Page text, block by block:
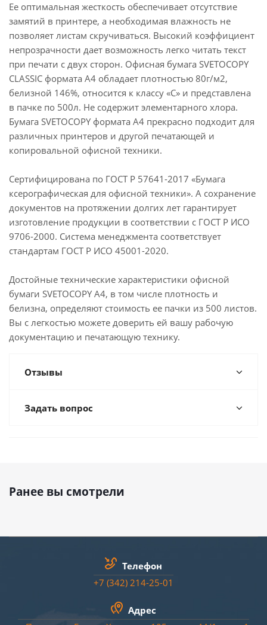
Ее оптимальная жесткость обеспечивает отсутствие
замятий в принтере, а необходимая влажность не
позволяет листам скручиваться. Высокий коэффициент
непрозрачности дает возможность легко читать текст
при печати с двух сторон. Офисная бумага SVETOCOPY
CLASSIC формата А4 обладает плотностью 80г/м2,
белизной 146%, относится к классу «С» и представлена
в пачке по 500л. Не содержит элементарного хлора.
Бумага SVETOCOPY формата А4 прекрасно подходит для
различных принтеров и другой печатающей и
копировальной офисной техники.
Сертифицирована по ГОСТ Р 57641-2017 «Бумага
ксерографическая для офисной техники». А сохранение
документов на протяжении долгих лет гарантирует
изготовление продукции в соответствии с ГОСТ Р ИСО
9706-2000. Система менеджмента соответствует
стандартам ГОСТ Р ИСО 45001-2020.
Достойные технические характеристики офисной
бумаги SVETOCOPY А4, в том числе плотность и
белизна, определяют стоимость ее пачки из 500 листов.
Вы с легкостью можете доверить ей вашу рабочую
документацию и печатающую технику.
Отзывы
Задать вопрос
Ранее вы смотрели
Телефон
+7 (342) 214-25-01
Адрес